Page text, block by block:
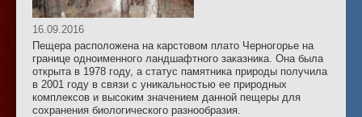
16.09.2016
Пещера расположена на карстовом плато Черногорье на
границе одноименного ландшафтного заказника. Она была
открыта в 1978 году, а статус памятника природы получила
в 2001 году в связи с уникальностью ее природных
комплексов и высоким значением данной пещеры для
сохранения биологического разнообразия.